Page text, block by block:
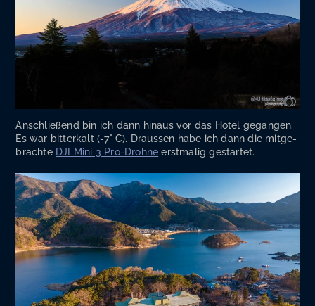
Anschlie­ßend bin ich dann hin­aus vor das Hotel gegan­gen.
Es war bit­ter­kalt (-7° C). Draus­sen habe ich dann die mit­ge­
brach­te DJI Mini 3 Pro-Droh­ne erst­ma­lig gestartet.